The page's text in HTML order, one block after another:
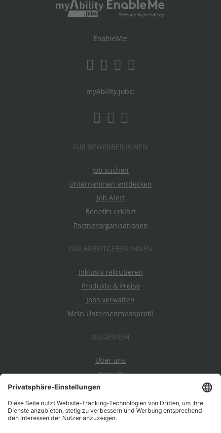
EnableMe:
myAbility.jobs:
FÜR BEWERBER:INNEN
Job suchen
Unternehmen entdecken
Job Alert
Benefits erklärt
Partnerorganisationen
FÜR ARBEITGEBER:INNEN
Inklusiv rekrutieren
Produkte & Preise
Jobs verwalten
Mein Unternehmensprofil
ALLGEMEIN
Über uns
Kontakt
Datenschutz
Impressum
AGBs